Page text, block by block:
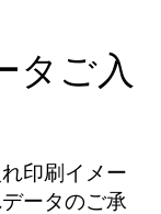
タご入
印刷イメー
ータのご承